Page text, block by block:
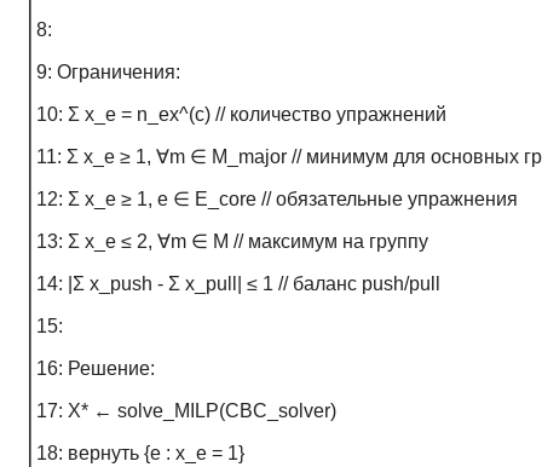
8:
9: Ограничения:
10: Σ x_e = n_ex^(c) // количество упражнений
11: Σ x_e ≥ 1, ∀m ∈ M_major // минимум для основных
12: Σ x_e ≥ 1, e ∈ E_core // обязательные упражнения
13: Σ x_e ≤ 2, ∀m ∈ M // максимум на группу
14: |Σ x_push - Σ x_pull| ≤ 1 // баланс push/pull
15:
16: Решение:
17: X* ← solve_MILP(CBC_solver)
18: вернуть {e : x_e = 1}